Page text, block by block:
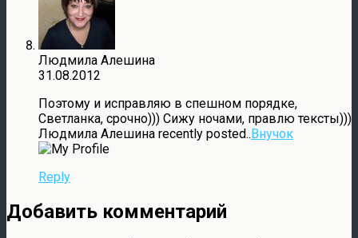
Людмила Алешина
31.08.2012
Поэтому и исправляю в спешном порядке,
Светланка, срочно))) Сижу ночами, правлю тексты)))
Людмила Алешина recently posted.. Внучок
Reply
Добавить комментарий